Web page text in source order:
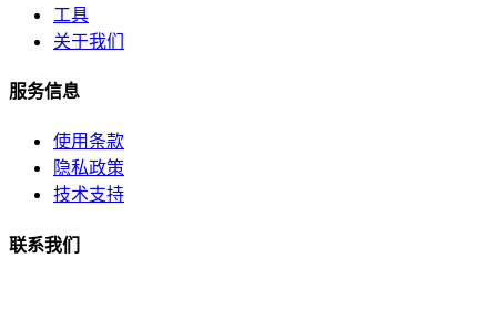
工具
关于我们
服务信息
使用条款
隐私政策
技术支持
联系我们